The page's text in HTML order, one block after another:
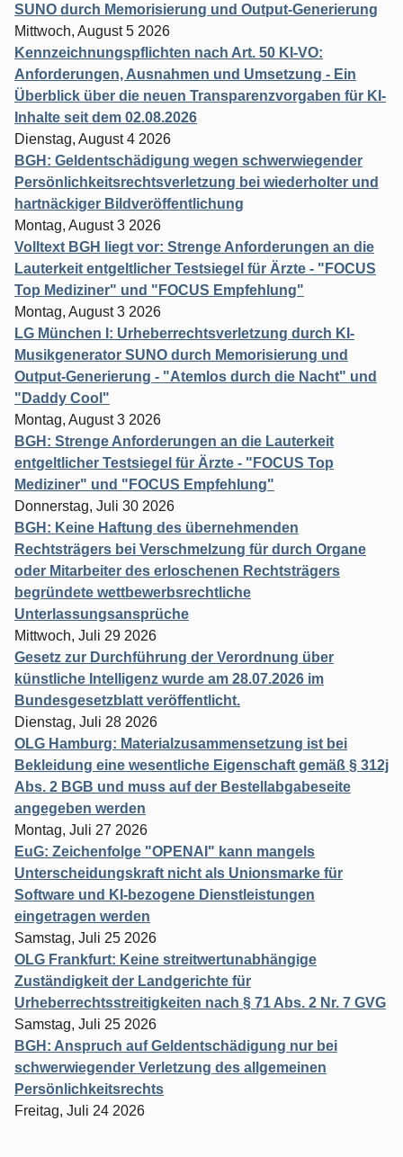
SUNO durch Memorisierung und Output-Generierung
Mittwoch, August 5 2026
Kennzeichnungspflichten nach Art. 50 KI-VO:
Anforderungen, Ausnahmen und Umsetzung - Ein
Überblick über die neuen Transparenzvorgaben für KI-
Inhalte seit dem 02.08.2026
Dienstag, August 4 2026
BGH: Geldentschädigung wegen schwerwiegender
Persönlichkeitsrechtsverletzung bei wiederholter und
hartnäckiger Bildveröffentlichung
Montag, August 3 2026
Volltext BGH liegt vor: Strenge Anforderungen an die
Lauterkeit entgeltlicher Testsiegel für Ärzte - "FOCUS
Top Mediziner" und "FOCUS Empfehlung"
Montag, August 3 2026
LG München I: Urheberrechtsverletzung durch KI-
Musikgenerator SUNO durch Memorisierung und
Output-Generierung - "Atemlos durch die Nacht" und
"Daddy Cool"
Montag, August 3 2026
BGH: Strenge Anforderungen an die Lauterkeit
entgeltlicher Testsiegel für Ärzte - "FOCUS Top
Mediziner" und "FOCUS Empfehlung"
Donnerstag, Juli 30 2026
BGH: Keine Haftung des übernehmenden
Rechtsträgers bei Verschmelzung für durch Organe
oder Mitarbeiter des erloschenen Rechtsträgers
begründete wettbewerbsrechtliche
Unterlassungsansprüche
Mittwoch, Juli 29 2026
Gesetz zur Durchführung der Verordnung über
künstliche Intelligenz wurde am 28.07.2026 im
Bundesgesetzblatt veröffentlicht.
Dienstag, Juli 28 2026
OLG Hamburg: Materialzusammensetzung ist bei
Bekleidung eine wesentliche Eigenschaft gemäß § 312j
Abs. 2 BGB und muss auf der Bestellabgabeseite
angegeben werden
Montag, Juli 27 2026
EuG: Zeichenfolge "OPENAI" kann mangels
Unterscheidungskraft nicht als Unionsmarke für
Software und KI-bezogene Dienstleistungen
eingetragen werden
Samstag, Juli 25 2026
OLG Frankfurt: Keine streitwertunabhängige
Zuständigkeit der Landgerichte für
Urheberrechtsstreitigkeiten nach § 71 Abs. 2 Nr. 7 GVG
Samstag, Juli 25 2026
BGH: Anspruch auf Geldentschädigung nur bei
schwerwiegender Verletzung des allgemeinen
Persönlichkeitsrechts
Freitag, Juli 24 2026